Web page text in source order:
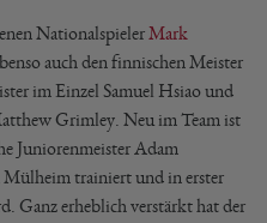
NationalspielerMark
auch den finnischen Meister
im Einzel Samuel Hsiao und
Grimley. Neu im Team ist
Juniorenmeister Adam
trainiert und in erster
Ganz erheblich verstärkt hat der